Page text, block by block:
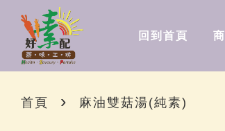
回到首頁
首頁 › 麻油雙菇湯(純素)